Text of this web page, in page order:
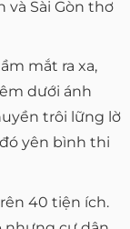
và Sài Gòn thơ
mắt ra xa,
dưới ánh
trôi lững lờ
yên bình thi
40 tiện ích.